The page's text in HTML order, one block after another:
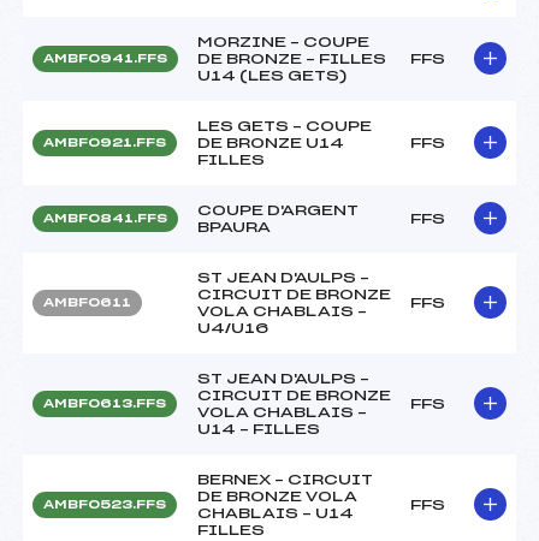
AMBF0941.FFS
MORZINE – COUPE
DE BRONZE – FILLES
U14 (LES GETS)
FFS
AMBF0921.FFS
LES GETS – COUPE
DE BRONZE U14
FILLES
FFS
AMBF0841.FFS
COUPE D'ARGENT
BPAURA
FFS
AMBF0611
ST JEAN D'AULPS –
CIRCUIT DE BRONZE
VOLA CHABLAIS –
U4/U16
FFS
AMBF0613.FFS
ST JEAN D'AULPS –
CIRCUIT DE BRONZE
VOLA CHABLAIS –
U14 – FILLES
FFS
AMBF0523.FFS
BERNEX – CIRCUIT
DE BRONZE VOLA
CHABLAIS – U14
FILLES
FFS